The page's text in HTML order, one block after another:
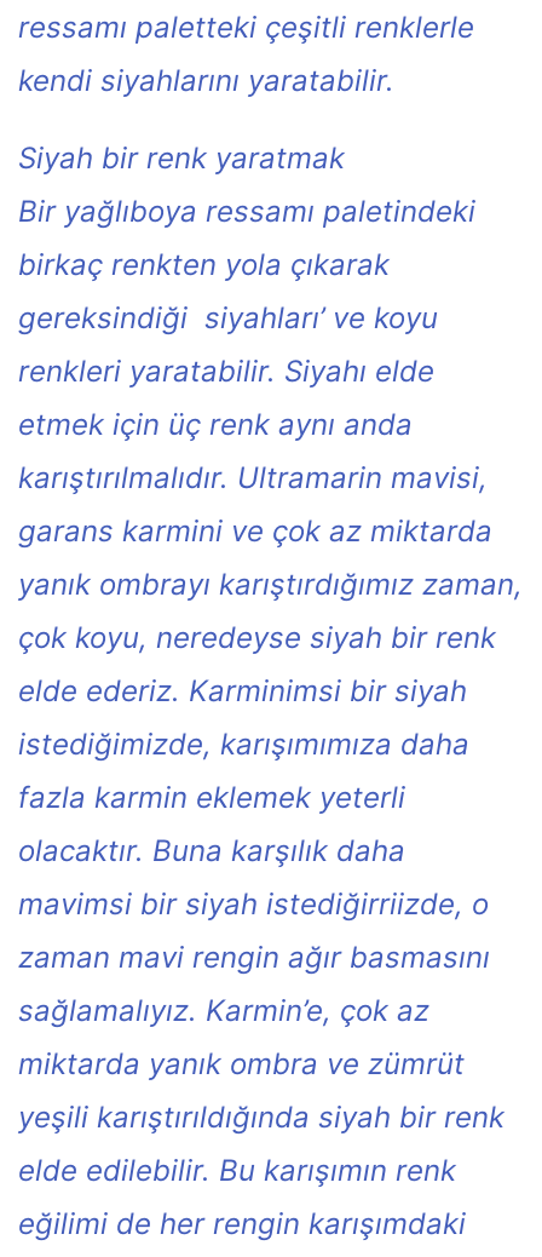
ressamı paletteki çeşitli renklerle
kendi siyahlarını yaratabilir.
Siyah bir renk yaratmak
Bir yağlıboya ressamı paletindeki
birkaç renkten yola çıkarak
gereksindiği siyahları’ ve koyu
renkleri yaratabilir. Siyahı elde
etmek için üç renk aynı anda
karıştırılmalıdır. Ultramarin mavisi,
garans karmini ve çok az miktarda
yanık ombrayı karıştırdığımız zaman,
çok koyu, neredeyse siyah bir renk
elde ederiz. Karminimsi bir siyah
istediğimizde, karışımımıza daha
fazla karmin eklemek yeterli
olacaktır. Buna karşılık daha
mavimsi bir siyah istediğirriizde, o
zaman mavi rengin ağır basmasını
sağlamalıyız. Karmin’e, çok az
miktarda yanık ombra ve zümrüt
yeşili karıştırıldığında siyah bir renk
elde edilebilir. Bu karışımın renk
eğilimi de her rengin karışımdaki